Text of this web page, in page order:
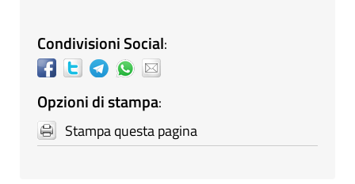
Condivisioni Social:
Opzioni di stampa:
Stampa questa pagina